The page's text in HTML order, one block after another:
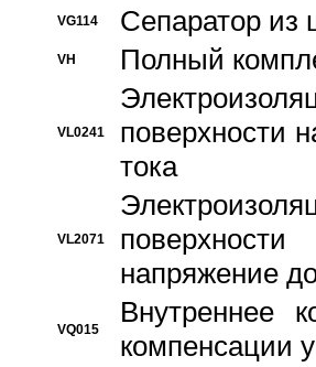
VG114 Сепаратор из
VH Полный
VL0241
поверхности
тока
VL2071
напряжение
VQ015
Bнутреннее
компенсации